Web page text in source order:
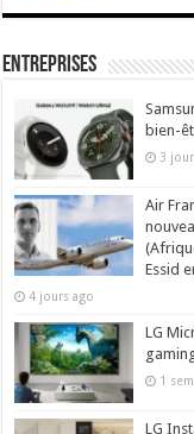
Entreprises
bien-
3
Air
Essid
4 jours ago
LG
1
LG